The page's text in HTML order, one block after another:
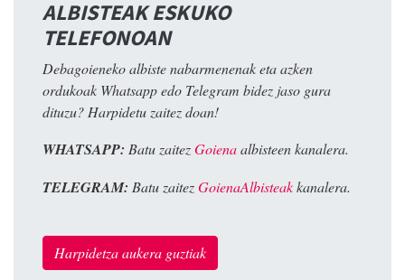
ALBISTEAK ESKUKO
TELEFONOAN
Debagoieneko albiste nabarmenenak eta azken
ordukoak Whatsapp edo Telegram bidez jaso gura
dituzu? Harpidetu zaitez doan!
WHATSAPP: Batu zaitezGoienaalbisteen kanalera.
TELEGRAM: Batu zaitezGoienaAlbisteakkanalera.
Harpidetza aukera guztiak